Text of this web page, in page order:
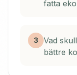
fatta
3
Vad
bättre